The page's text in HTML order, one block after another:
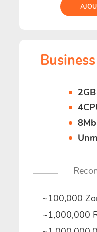
~100,000
~1,000,000